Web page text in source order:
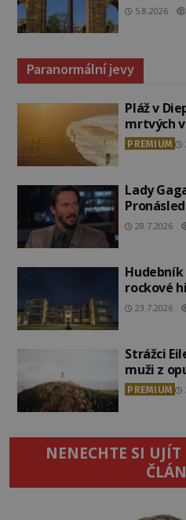
5.8.2026
Paranormální jevy
Pláž v
mrtvých
PREMIUM
Lady
28.7.2026
rockové
23.7.2026
Strážci
muži z
PREMIUM
NENECHTE SI